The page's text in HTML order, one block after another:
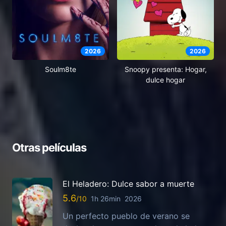
2026
Soulm8te
2026
Snoopy presenta: Hogar,
dulce hogar
Otras películas
El Heladero: Dulce sabor a muerte
5.6 1h 26min 2026
Un perfecto pueblo de verano se